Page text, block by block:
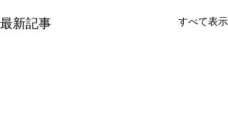
最新記事 すべて表示